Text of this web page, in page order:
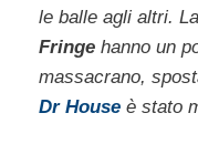
le balle agli altri.
Fringe hanno un
massacrano,
Dr House è stato